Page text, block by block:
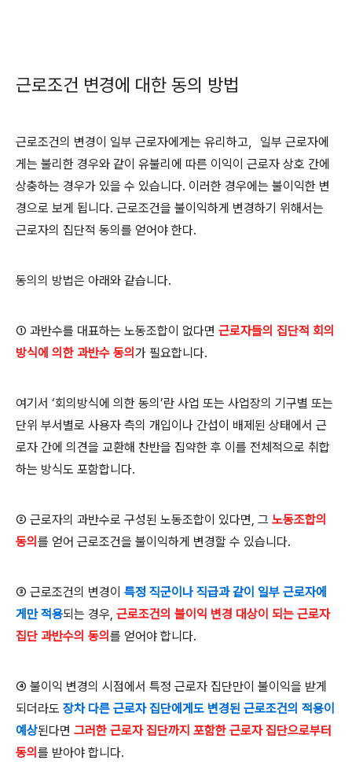
근로조건 변경에 대한 동의 방법
근로조건의 변경이 일부 근로자에게는 유리하고， 일부 근로자에
게는 불리한 경우와 같이 유불리에 따른 이익이 근로자 상호 간에
상충하는 경우가 있을 수 있습니다. 이러한 경우에는 불이익한 변
경으로 보게 됩니다. 근로조건을 불이익하게 변경하기 위해서는
근로자의 집단적 동의를 얻어야 한다.
동의의 방법은 아래와 같습니다.
① 과반수를 대표하는 노동조합이 없다면 근로자들의 집단적 회의
방식에 의한 과반수 동의 가 필요합니다.
여기서 ‘회의방식에 의한 동의 ’란 사업 또는 사업장의 기구별 또는
단위 부서별로 사용자 측의 개입이나 간섭이 배제된 상태에서 근
로자 간에 의견을 교환해 찬반을 집약한 후 이를 전체적으로 취합
하는 방식도 포함합니다.
② 근로자의 과반수로 구성된 노동조합이 있다면, 그 노동조합의
동의 를 얻어 근로조건을 불이익하게 변경할 수 있습니다.
③ 근로조건의 변경이 특정 직군이나 직급과 같이 일부 근로자에
게만 적용되는 경우, 근로조건의 불이익 변경 대상이 되는 근로자
집단 과반수의 동의 를 얻어야 합니다.
④ 불이익 변경의 시점에서 특정 근로자 집단만이 불이익을 받게
되더라도 장차 다른 근로자 집단에게도 변경된 근로조건의 적용이
예상된다면 그러한 근로자 집단까지 포함한 근로자 집단으로부터
동의 를 받아야 합니다.